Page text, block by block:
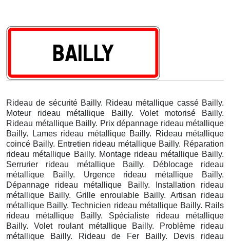
Rideau de sécurité Bailly. Rideau métallique cassé Bailly.
Moteur rideau métallique Bailly. Volet motorisé Bailly.
Rideau métallique Bailly. Prix dépannage rideau métallique
Bailly. Lames rideau métallique Bailly. Rideau métallique
coincé Bailly. Entretien rideau métallique Bailly. Réparation
rideau métallique Bailly. Montage rideau métallique Bailly.
Serrurier rideau métallique Bailly. Déblocage rideau
métallique Bailly. Urgence rideau métallique Bailly.
Dépannage rideau métallique Bailly. Installation rideau
métallique Bailly. Grille enroulable Bailly. Artisan rideau
métallique Bailly. Technicien rideau métallique Bailly. Rails
rideau métallique Bailly. Spécialiste rideau métallique
Bailly. Volet roulant métallique Bailly. Problème rideau
métallique Bailly. Rideau de Fer Bailly. Devis rideau